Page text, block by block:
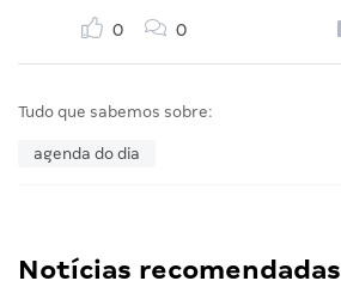
0 0
Tudo que sabemos sobre:
agenda do dia
Notícias recomendadas